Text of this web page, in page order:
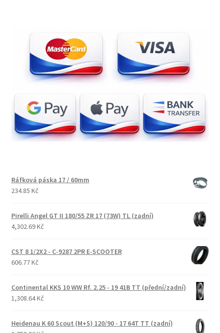
Ráfková páska 17 / 60mm
234.85 Kč
Pirelli Angel GT II 180/55 ZR 17 (73W) TL (zadní)
4,302.69 Kč
CST 8 1/2X2 - C-9287 2PR E-SCOOTER
606.77 Kč
Continental KKS 10 WW Rf. 2.25 - 19 41B TT (přední/zadní)
1,308.64 Kč
Heidenau K 60 Scout (M+S) 120/90 - 17 64T TT (zadní)